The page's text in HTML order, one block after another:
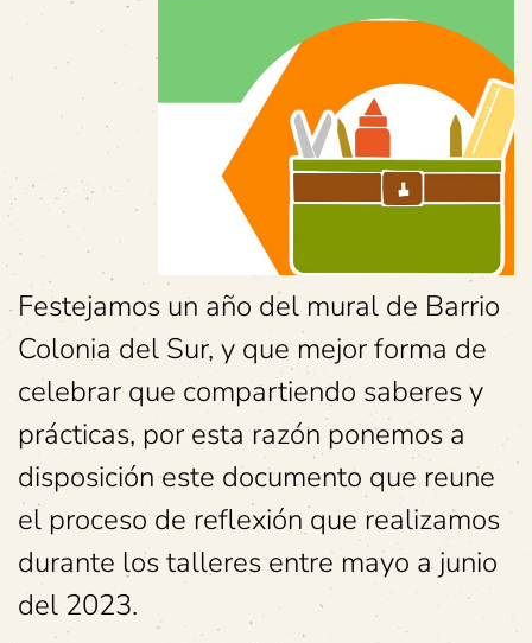
Festejamos un año del mural de Barrio
Colonia del Sur, y que mejor forma de
celebrar que compartiendo saberes y
prácticas, por esta razón ponemos a
disposición este documento que reune
el proceso de reflexión que realizamos
durante los talleres entre mayo a junio
del 2023.